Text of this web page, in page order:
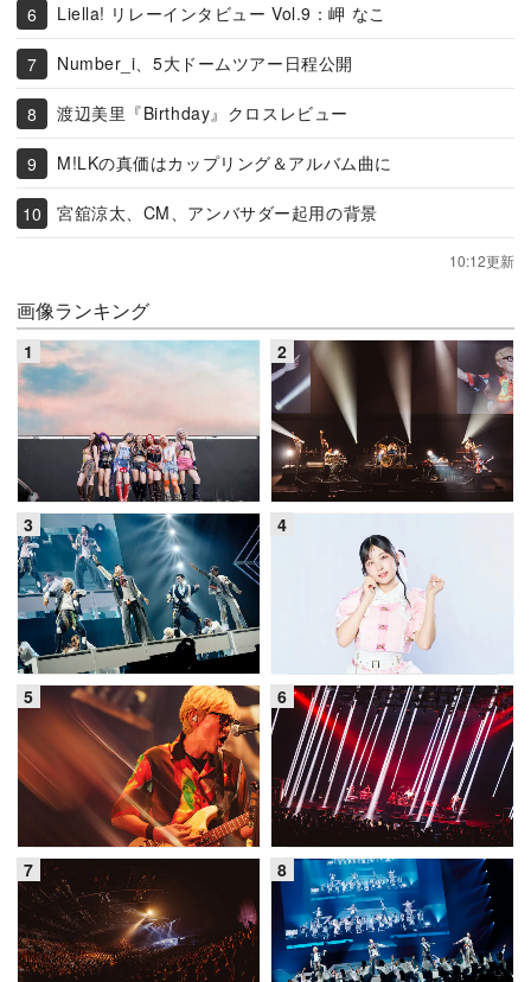
Liella! リレーインタビュー Vol.9：岬 なこ
Number_i、5大ドームツアー日程公開
渡辺美里『Birthday』クロスレビュー
M!LKの真価はカップリング＆アルバム曲に
宮舘涼太、CM、アンバサダー起用の背景
10:12更新
画像ランキング